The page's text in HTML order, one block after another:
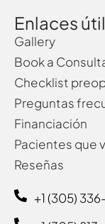
Enlaces
Gallery
Book a
Checklist
Preguntas
Financiación
Pacientes que
Reseñas
+1 (305)